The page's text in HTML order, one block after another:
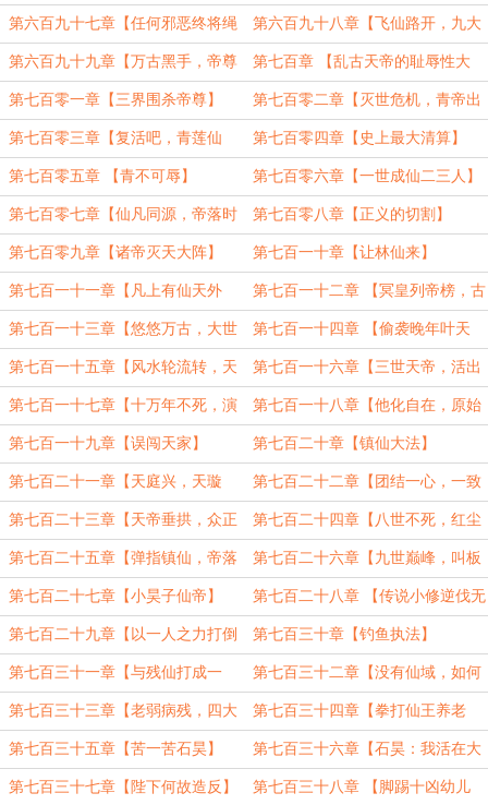
转生】 皇】
第六百九十七章【任何邪恶终将绳
之以法】
第六百九十八章【飞仙路开，九大
天尊】
第六百九十九章【万古黑手，帝尊
惊显】
第七百章 【乱古天帝的耻辱性大
败】
第七百零一章【三界围杀帝尊】 第七百零二章【灭世危机，青帝出
手】
第七百零三章【复活吧，青莲仙
王】
第七百零四章【史上最大清算】
第七百零五章 【青不可辱】 第七百零六章【一世成仙二三人】
第七百零七章【仙凡同源，帝落时
代】
第七百零八章【正义的切割】
第七百零九章【诸帝灭天大阵】 第七百一十章【让林仙来】
第七百一十一章【凡上有仙天外
天】
第七百一十二章 【冥皇列帝榜，古
来谁最强】
第七百一十三章【悠悠万古，大世
落幕】
第七百一十四章 【偷袭晚年叶天
帝】
第七百一十五章【风水轮流转，天
帝到我家】
第七百一十六章【三世天帝，活出
自己的道路】
第七百一十七章【十万年不死，演
化真仙域】
第七百一十八章【他化自在，原始
真解】
第七百一十九章【误闯天家】 第七百二十章【镇仙大法】
第七百二十一章【天庭兴，天璇
帝】
第七百二十二章【团结一心，一致
抗叶】
第七百二十三章【天帝垂拱，众正
盈朝】
第七百二十四章【八世不死，红尘
为仙】
第七百二十五章【弹指镇仙，帝落
岁月】
第七百二十六章【九世巅峰，叫板
仙王】
第七百二十七章【小昊子仙帝】 第七百二十八章 【传说小修逆伐无
敌至尊】
第七百二十九章【以一人之力打倒
全世界】
第七百三十章【钓鱼执法】
第七百三十一章【与残仙打成一
片】
第七百三十二章【没有仙域，如何
对抗异域】
第七百三十三章【老弱病残，四大
仙王】
第七百三十四章【拳打仙王养老
院】
第七百三十五章【苦一苦石昊】 第七百三十六章【石昊：我活在大
祭司的阴影下】
第七百三十七章【陛下何故造反】 第七百三十八章 【脚踢十凶幼儿